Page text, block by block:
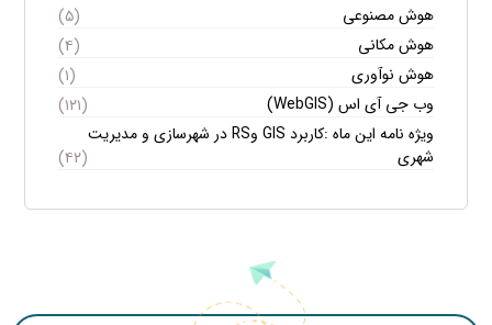
هوش مصنوعی
(۵)
هوش مکانی
(۴)
هوش نوآوری
(۱)
وب جی آی اس (WebGIS)
(۱۲۱)
ویژه نامه این ماه :کاربرد GIS وRS در شهرسازی و مدیریت
شهری
(۴۲)